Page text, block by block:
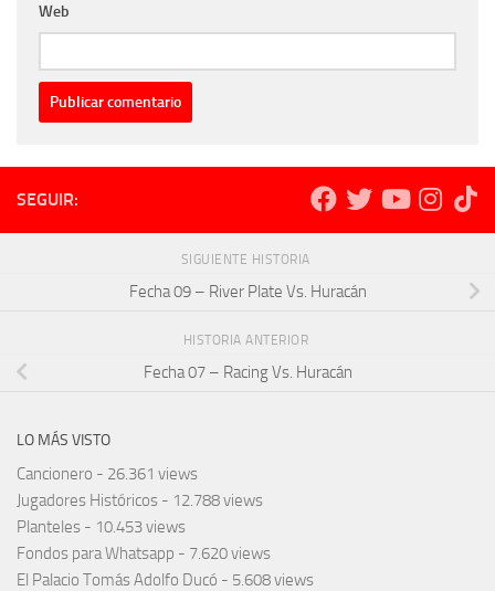
Web
SEGUIR:
SIGUIENTE HISTORIA
Fecha 09 – River Plate Vs. Huracán
HISTORIA ANTERIOR
Fecha 07 – Racing Vs. Huracán
LO MÁS VISTO
Cancionero - 26.361 views
Jugadores Históricos - 12.788 views
Planteles - 10.453 views
Fondos para Whatsapp - 7.620 views
El Palacio Tomás Adolfo Ducó - 5.608 views